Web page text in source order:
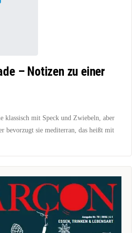
– Notizen zu einer
klassisch mit Speck und Zwiebeln, aber
bevorzugt sie mediterran, das heißt mit